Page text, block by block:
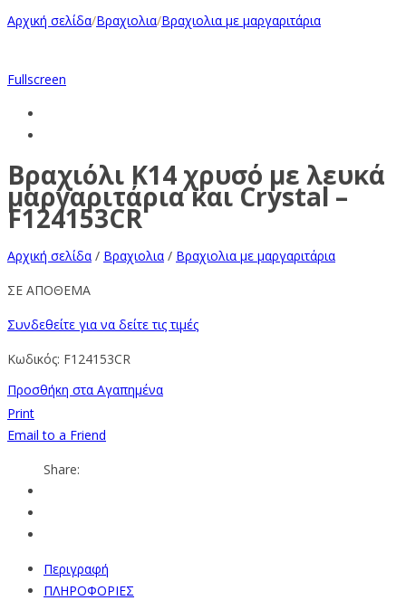
Αρχική σελίδα/Βραχιολια/Βραχιολια με μαργαριτάρια
Fullscreen
Βραχιόλι Κ14 χρυσό με λευκά
μαργαριτάρια και Crystal –
F124153CR
Αρχική σελίδα / Βραχιολια / Βραχιολια με μαργαριτάρια
ΣΕ ΑΠΟΘΕΜΑ
Συνδεθείτε για να δείτε τις τιμές
Κωδικός: F124153CR
Προσθήκη στα Αγαπημένα
Print
Email to a Friend
Share:
Περιγραφή
ΠΛΗΡΟΦΟΡΙΕΣ